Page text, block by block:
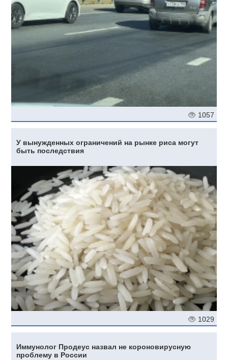
1057
У вынужденных ограничений на рынке риса могут
быть последствия
1029
Иммунолог Продеус назвал не короновирусную
проблему в России